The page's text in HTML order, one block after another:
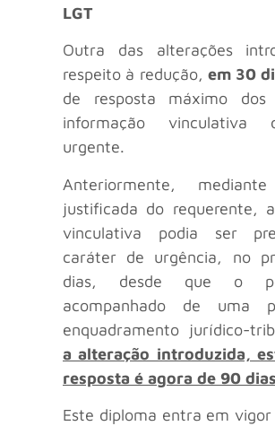
LGT
Outra das alterações
respeito à redução, em 30
de resposta máximo dos
informação vinculativa
urgente.
Anteriormente,
justificada do requerente,
vinculativa podia ser
caráter de urgência, no
dias, desde que o
acompanhado de uma
enquadramento jurídico-
a alteração introduzida,
resposta é agora de 90 dias
Este diploma entra em vigor